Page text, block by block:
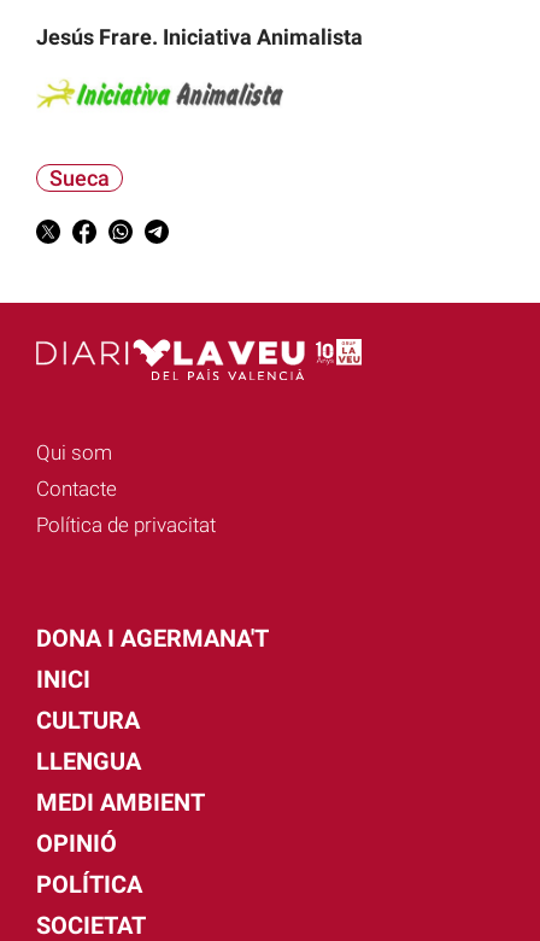
Jesús Frare. Iniciativa Animalista
Sueca
Qui som
Contacte
Política de privacitat
DONA I AGERMANA'T
INICI
CULTURA
LLENGUA
MEDI AMBIENT
OPINIÓ
POLÍTICA
SOCIETAT